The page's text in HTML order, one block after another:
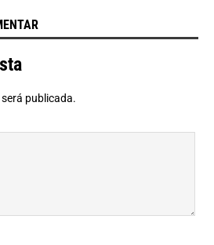
publicada.